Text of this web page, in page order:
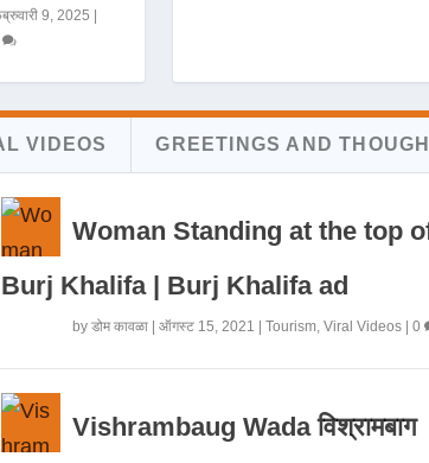
9, 2025
VIDEOS GREETINGS AND
Woman Standing at the top
Burj Khalifa | Burj Khalifa ad
by डोम कावळा| ऑगस्ट 15, 2021 Tourism, Viral Videos| 0
Vishrambaug Wada विश्रामबाग